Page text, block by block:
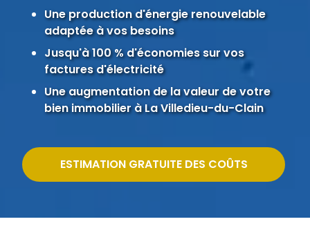
Une production d'énergie renouvelable
adaptée à vos besoins
Jusqu'à 100 % d'économies sur vos
factures d'électricité
Une augmentation de la valeur de votre
bien immobilier à La Villedieu-du-Clain
ESTIMATION GRATUITE DES COÛTS